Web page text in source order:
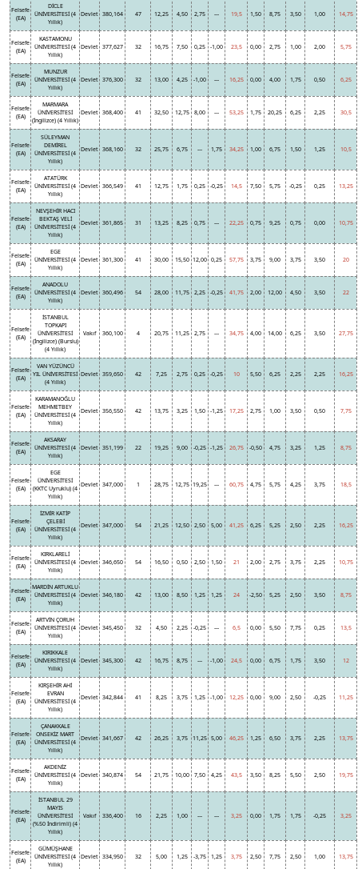
Felsefe
(EA)
DİCLE
ÜNİVERSİTESİ (4
Yıllık)
Devlet 380,164 47 12,25 4,50 2,75 --- 19,5 1,50 8,75 3,50 1,00 14,75
Felsefe
(EA)
KASTAMONU
ÜNİVERSİTESİ (4
Yıllık)
Devlet 377,627 32 16,75 7,50 0,25 -1,00 23,5 0,00 2,75 1,00 2,00 5,75
Felsefe
(EA)
MUNZUR
ÜNİVERSİTESİ (4
Yıllık)
Devlet 376,300 32 13,00 4,25 -1,00 --- 16,25 0,00 4,00 1,75 0,50 6,25
Felsefe
(EA)
MARMARA
ÜNİVERSİTESİ
(İngilizce) (4 Yıllık)
Devlet 368,400 41 32,50 12,75 8,00 --- 53,25 1,75 20,25 6,25 2,25 30,5
Felsefe
(EA)
SÜLEYMAN
DEMİREL
ÜNİVERSİTESİ (4
Yıllık)
Devlet 368,160 32 25,75 6,75 --- 1,75 34,25 1,00 6,75 1,50 1,25 10,5
Felsefe
(EA)
ATATÜRK
ÜNİVERSİTESİ (4
Yıllık)
Devlet 366,549 41 12,75 1,75 0,25 -0,25 14,5 7,50 5,75 -0,25 0,25 13,25
Felsefe
(EA)
NEVŞEHİR HACI
BEKTAŞ VELİ
ÜNİVERSİTESİ (4
Yıllık)
Devlet 361,865 31 13,25 8,25 0,75 --- 22,25 0,75 9,25 0,75 0,00 10,75
Felsefe
(EA)
EGE
ÜNİVERSİTESİ (4
Yıllık)
Devlet 361,300 41 30,00 15,50 12,00 0,25 57,75 3,75 9,00 3,75 3,50 20
Felsefe
(EA)
ANADOLU
ÜNİVERSİTESİ (4
Yıllık)
Devlet 360,496 54 28,00 11,75 2,25 -0,25 41,75 2,00 12,00 4,50 3,50 22
Felsefe
(EA)
İSTANBUL
TOPKAPI
ÜNİVERSİTESİ
(İngilizce) (Burslu)
(4 Yıllık)
Vakıf 360,100 4 20,75 11,25 2,75 --- 34,75 4,00 14,00 6,25 3,50 27,75
Felsefe
(EA)
VAN YÜZÜNCÜ
YIL ÜNİVERSİTESİ
(4 Yıllık)
Devlet 359,650 42 7,25 2,75 0,25 -0,25 10 5,50 6,25 2,25 2,25 16,25
Felsefe
(EA)
KARAMANOĞLU
MEHMETBEY
ÜNİVERSİTESİ (4
Yıllık)
Devlet 356,550 42 13,75 3,25 1,50 -1,25 17,25 2,75 1,00 3,50 0,50 7,75
Felsefe
(EA)
AKSARAY
ÜNİVERSİTESİ (4
Yıllık)
Devlet 351,199 22 19,25 9,00 -0,25 -1,25 26,75 -0,50 4,75 3,25 1,25 8,75
Felsefe
(EA)
EGE
ÜNİVERSİTESİ
(KKTC Uyruklu) (4
Yıllık)
Devlet 347,000 1 28,75 12,75 19,25 --- 60,75 4,75 5,75 4,25 3,75 18,5
Felsefe
(EA)
İZMİR KATİP
ÇELEBİ
ÜNİVERSİTESİ (4
Yıllık)
Devlet 347,000 54 21,25 12,50 2,50 5,00 41,25 6,25 5,25 2,50 2,25 16,25
Felsefe
(EA)
KIRKLARELİ
ÜNİVERSİTESİ (4
Yıllık)
Devlet 346,650 54 16,50 0,50 2,50 1,50 21 2,00 2,75 3,75 2,25 10,75
Felsefe
(EA)
MARDİN ARTUKLU
ÜNİVERSİTESİ (4
Yıllık)
Devlet 346,180 42 13,00 8,50 1,25 1,25 24 -2,50 5,25 2,50 3,50 8,75
Felsefe
(EA)
ARTVİN ÇORUH
ÜNİVERSİTESİ (4
Yıllık)
Devlet 345,450 32 4,50 2,25 -0,25 --- 6,5 0,00 5,50 7,75 0,25 13,5
Felsefe
(EA)
KIRIKKALE
ÜNİVERSİTESİ (4
Yıllık)
Devlet 345,300 42 16,75 8,75 --- -1,00 24,5 0,00 6,75 1,75 3,50 12
Felsefe
(EA)
KIRŞEHİR AHİ
EVRAN
ÜNİVERSİTESİ (4
Yıllık)
Devlet 342,844 41 8,25 3,75 1,25 -1,00 12,25 0,00 9,00 2,50 -0,25 11,25
Felsefe
(EA)
ÇANAKKALE
ONSEKİZ MART
ÜNİVERSİTESİ (4
Yıllık)
Devlet 341,667 42 26,25 3,75 11,25 5,00 46,25 1,25 6,50 3,75 2,25 13,75
Felsefe
(EA)
AKDENİZ
ÜNİVERSİTESİ (4
Yıllık)
Devlet 340,874 54 21,75 10,00 7,50 4,25 43,5 3,50 8,25 5,50 2,50 19,75
Felsefe
(EA)
İSTANBUL 29
MAYIS
ÜNİVERSİTESİ
(%50 İndirimli) (4
Yıllık)
Vakıf 336,400 16 2,25 1,00 --- --- 3,25 0,00 1,75 1,75 -0,25 3,25
Felsefe
(EA)
GÜMÜŞHANE
ÜNİVERSİTESİ (4
Yıllık)
Devlet 334,950 32 5,00 1,25 -3,75 1,25 3,75 2,50 7,75 2,50 1,00 13,75